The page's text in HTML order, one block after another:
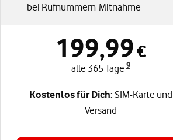
bei Rufnummern-Mitnahme
199,99 €
alle 365 Tage9
Kostenlos für Dich: SIM-Karte und
Versand